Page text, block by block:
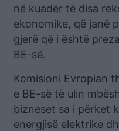
në kuadër të disa
ekonomike, që janë
gjerë që i është
BE-së.
Komisioni Evropian
e BE-së të ulin
bizneset sa i përket
energjisë elektrike